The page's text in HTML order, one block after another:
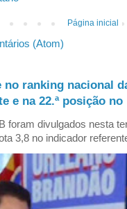
Página inicial
(Atom)
no ranking nacional
e na 22.ª posição
foram divulgados nesta
3,8 no indicador